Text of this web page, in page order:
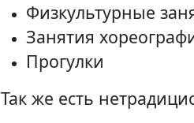
Физкультурные
Занятия
Прогулки
Так же есть